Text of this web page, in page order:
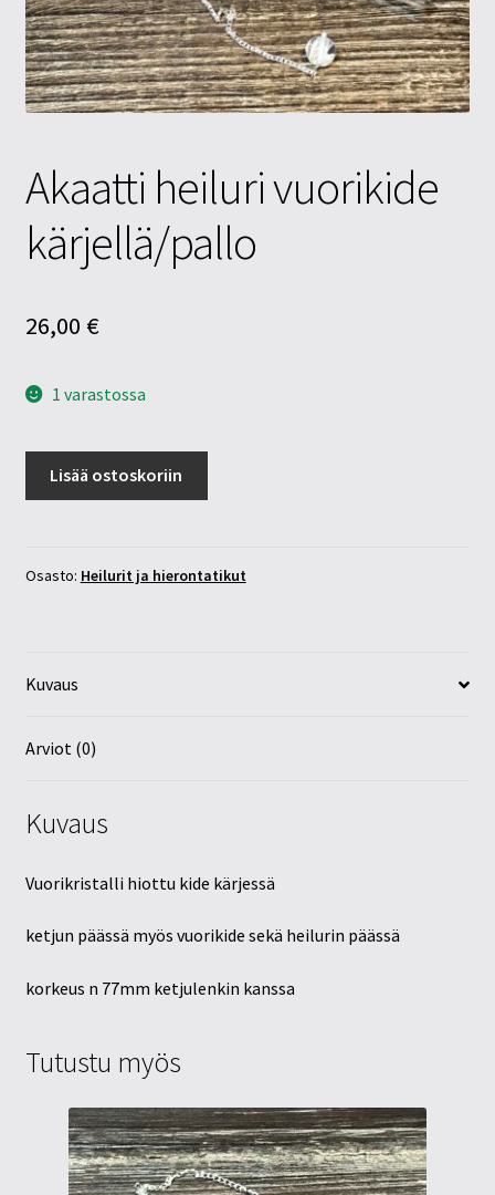
Tietosuojaseloste
Tuotteet
Akaatti heiluri vuorikide
kärjellä/pallo
26,00 €
1 varastossa
määrä
Lisää ostoskoriin
Osasto: Heilurit ja hierontatikut
Kuvaus
Arviot (0)
Kuvaus
Vuorikristalli hiottu kide kärjessä
ketjun päässä myös vuorikide sekä heilurin päässä
korkeus n 77mm ketjulenkin kanssa
Tutustu myös